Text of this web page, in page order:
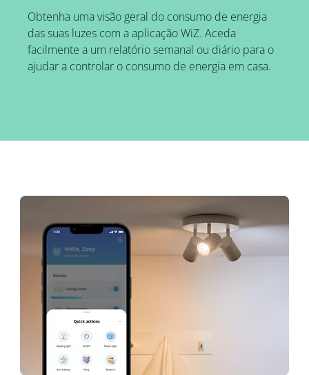
Obtenha uma visão geral do consumo de energia
das suas luzes com a aplicação WiZ. Aceda
facilmente a um relatório semanal ou diário para o
ajudar a controlar o consumo de energia em casa.